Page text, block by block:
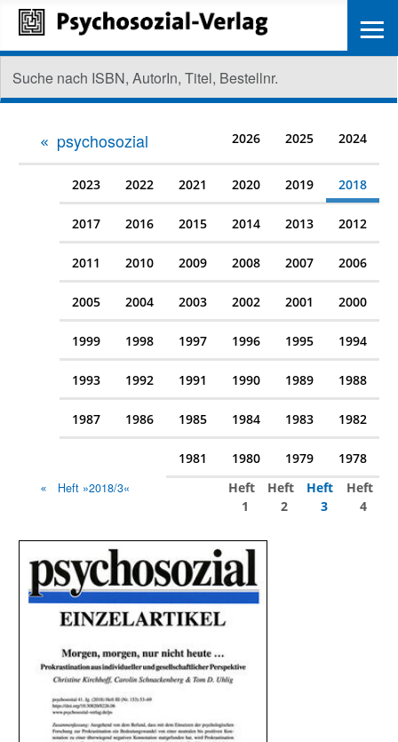
psychosozial 2026 2025 2024
2023 2022 2021 2020 2019 2018
2017 2016 2015 2014 2013 2012
2011 2010 2009 2008 2007 2006
2005 2004 2003 2002 2001 2000
1999 1998 1997 1996 1995 1994
1993 1992 1991 1990 1989 1988
1987 1986 1985 1984 1983 1982
1981 1980 1979 1978
Heft »2018/3«
Heft
1
Heft
2
Heft
3
Heft
4
≡